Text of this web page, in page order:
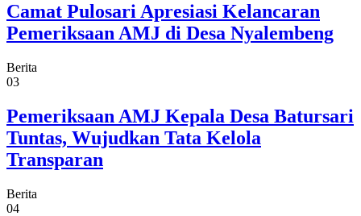
Camat Pulosari Apresiasi Kelancaran
Pemeriksaan AMJ di Desa Nyalembeng
Berita
03
Pemeriksaan AMJ Kepala Desa Batursari
Tuntas, Wujudkan Tata Kelola
Transparan
Berita
04